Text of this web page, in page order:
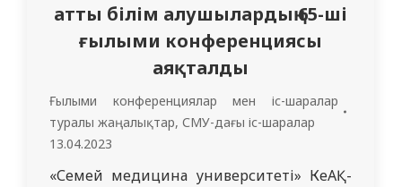
атты білім алушылардың 65-ші
ғылыми конференциясы
аяқталды
Ғылыми конференциялар мен іс-шаралар
туралы жаңалықтар, СМУ-дағы іс-шаралар
13.04.2023
«Семей медицина университеті» КеАҚ-